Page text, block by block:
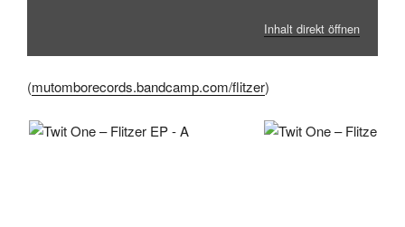
Inhalt direkt öffnen
(mutomborecords.bandcamp.com/flitzer)